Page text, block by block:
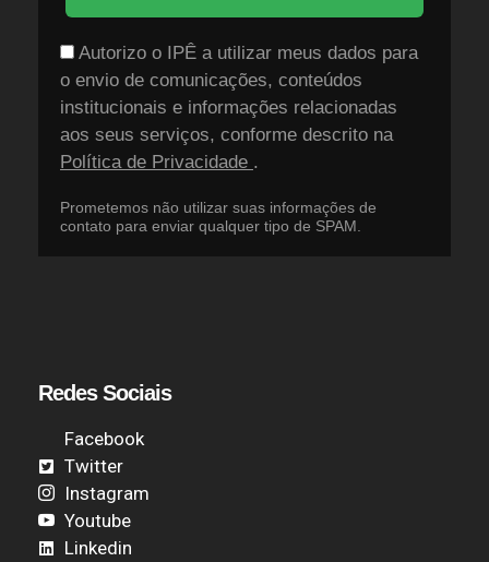
Autorizo o IPÊ a utilizar meus dados para
o envio de comunicações, conteúdos
institucionais e informações relacionadas
aos seus serviços, conforme descrito na
Política de Privacidade .
Prometemos não utilizar suas informações de
contato para enviar qualquer tipo de SPAM.
Redes Sociais
Facebook
Twitter
Instagram
Youtube
Linkedin